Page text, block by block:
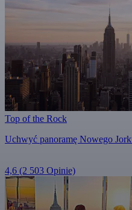
Top of the Rock
Uchwyć panoramę Nowego
4,6 (2 503 Opinie)